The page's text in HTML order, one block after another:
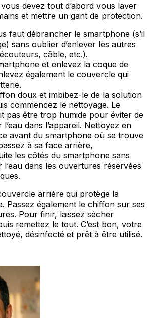
devez tout d’abord vous laver
et mettre un gant de protection.
faut débrancher le smartphone (s’il
sans oublier d’enlever les autres
câble, etc.).
et enlevez la coque de
également le couvercle qui
doux et imbibez-le de la solution
commencez le nettoyage. Le
pas être trop humide pour éviter de
dans l’appareil. Nettoyez en
avant du smartphone où se trouve
à sa face arrière,
les côtés du smartphone sans
dans les ouvertures réservées
arrière qui protège la
Passez également le chiffon sur ses
Pour finir, laissez sécher
remettez le tout. C’est bon, votre
désinfecté et prêt à être utilisé.